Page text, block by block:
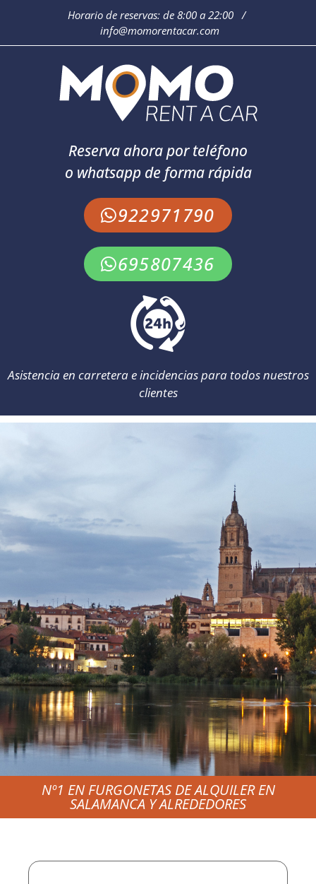
Horario de reservas: de 8:00 a 22:00 /
info@momorentacar.com
Reserva ahora por teléfono
o whatsapp de forma rápida
922971790
695807436
Asistencia en carretera e incidencias para todos nuestros
clientes
ALQUILER
DE
Nº1 EN FURGONETAS DE ALQUILER EN
SALAMANCA Y ALREDEDORES